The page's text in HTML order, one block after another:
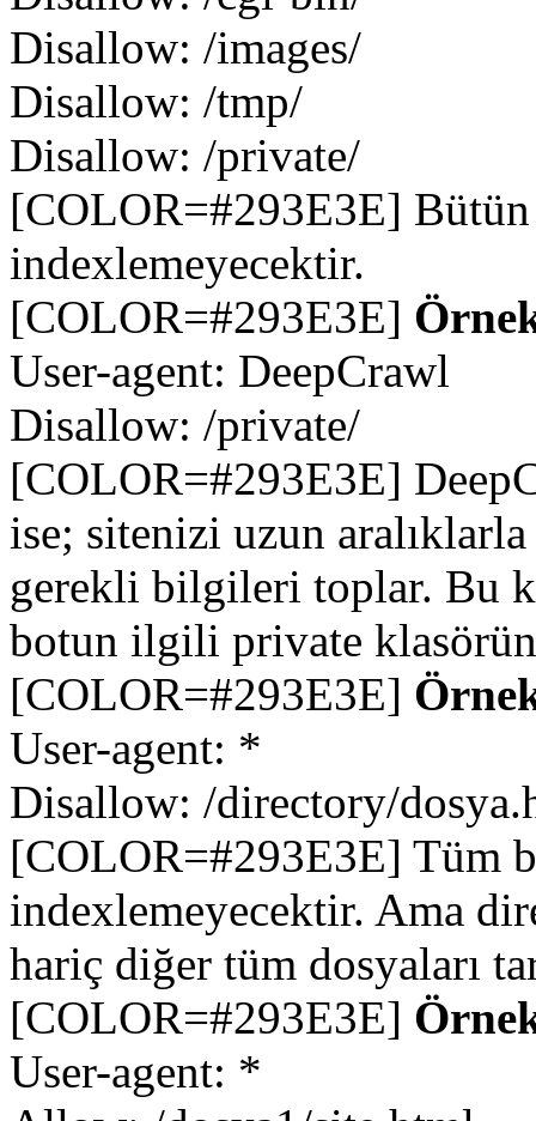
Disallow: /images/
Disallow: /tmp/
Disallow: /private/
[COLOR=#293E3E] Bütün
indexlemeyecektir.
[COLOR=#293E3E]
User-agent: DeepCrawl
Disallow: /private/
[COLOR=#293E3E]
ise; sitenizi uzun
gerekli bilgileri toplar. Bu
botun ilgili private
[COLOR=#293E3E]
User-agent: *
Disallow: /directory/
[COLOR=#293E3E] Tüm
indexlemeyecektir. Ama
hariç diğer tüm dosyaları
[COLOR=#293E3E]
User-agent: *